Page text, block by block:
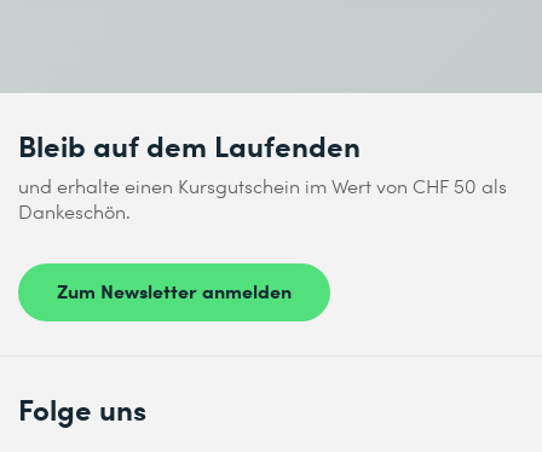
Bleib auf dem Laufenden
und erhalte einen Kursgutschein im Wert von CHF 50 als
Dankeschön.
Zum Newsletter anmelden
Folge uns